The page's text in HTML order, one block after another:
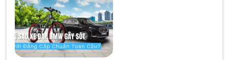
mã xe đạp đa dạng phù hợp với từng nhu cầu, gu của mỗi
khách hàng.
Nếu bạn là tân binh muốn tìm hiểu về xe đạp địa hình, học sinh
hay sinh viên, xe đạp địa hình Fascino với thiết kế khung nhôm